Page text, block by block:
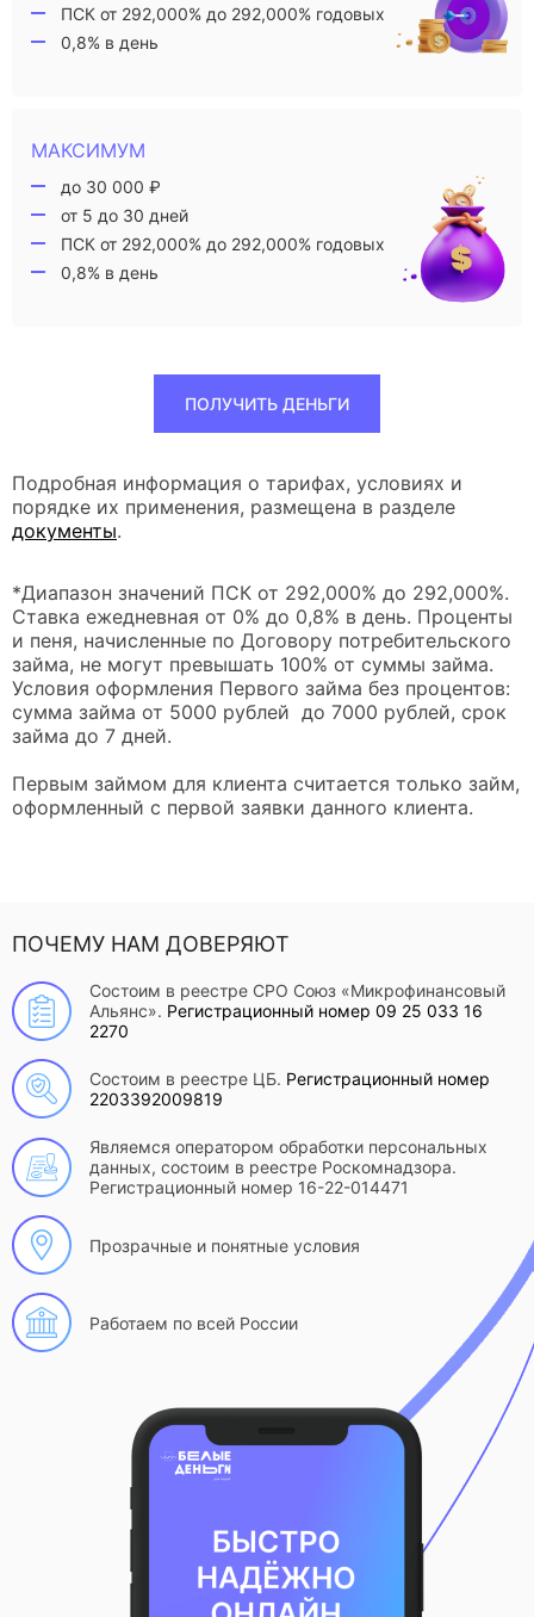
ПСК от 292,000% до 292,000% годовых
0,8% в день
МАКСИМУМ
до 30 000 ₽
от 5 до 30 дней
ПСК от 292,000% до 292,000% годовых
0,8% в день
ПОЛУЧИТЬ ДЕНЬГИ
Подробная информация о тарифах, условиях и
порядке их применения, размещена в разделе
документы.
*Диапазон значений ПСК от 292,000% до 292,000%.
Ставка ежедневная от 0% до 0,8% в день. Проценты
и пеня, начисленные по Договору потребительского
займа, не могут превышать 100% от суммы займа.
Условия оформления Первого займа без процентов:
сумма займа от 5000 рублей до 7000 рублей, срок
займа до 7 дней.
Первым займом для клиента считается только займ,
оформленный с первой заявки данного клиента.
ПОЧЕМУ НАМ ДОВЕРЯЮТ
Состоим в реестре СРО Союз «Микрофинансовый
Альянс». Регистрационный номер 09 25 033 16
2270
Состоим в реестре ЦБ. Регистрационный номер
2203392009819
Являемся оператором обработки персональных
данных, состоим в реестре Роскомнадзора.
Регистрационный номер 16-22-014471
Прозрачные и понятные условия
Работаем по всей России